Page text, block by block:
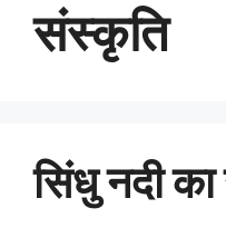
संस्कृति
सिंधु नदी